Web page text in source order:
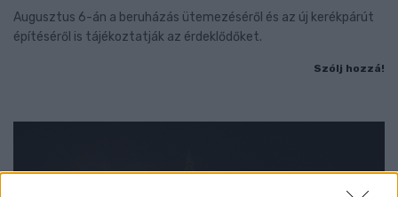
Augusztus 6-án a beruházás ütemezéséről és az új kerékpárút
építéséről is tájékoztatják az érdeklődőket.
Szólj hozzá!